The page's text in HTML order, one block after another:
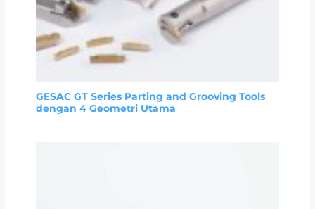
GESAC GT Series Parting and Grooving Tools
dengan 4 Geometri Utama